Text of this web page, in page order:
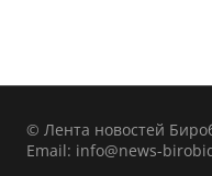
© Лента новостей
Email: info@news-